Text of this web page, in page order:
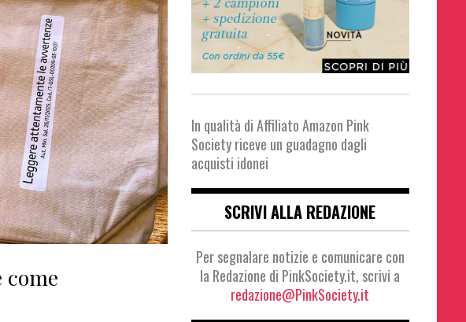
come
In qualità di Affiliato Amazon Pink
Society riceve un guadagno dagli
acquisti idonei
SCRIVI ALLA REDAZIONE
Per segnalare notizie e comunicare con
la Redazione di PinkSociety.it, scrivi a
redazione@PinkSociety.it